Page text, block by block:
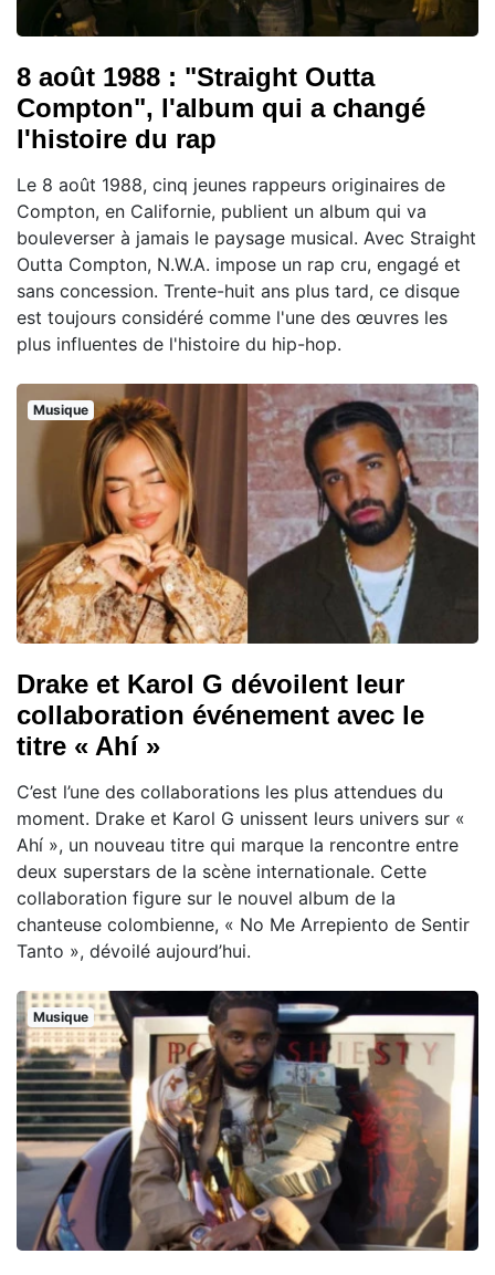
8 août 1988 : "Straight Outta
Compton", l'album qui a changé
l'histoire du rap
Le 8 août 1988, cinq jeunes rappeurs originaires de
Compton, en Californie, publient un album qui va
bouleverser à jamais le paysage musical. Avec Straight
Outta Compton, N.W.A. impose un rap cru, engagé et
sans concession. Trente-huit ans plus tard, ce disque
est toujours considéré comme l'une des œuvres les
plus influentes de l'histoire du hip-hop.
Musique
Drake et Karol G dévoilent leur
collaboration événement avec le
titre « Ahí »
C’est l’une des collaborations les plus attendues du
moment. Drake et Karol G unissent leurs univers sur «
Ahí », un nouveau titre qui marque la rencontre entre
deux superstars de la scène internationale. Cette
collaboration figure sur le nouvel album de la
chanteuse colombienne, « No Me Arrepiento de Sentir
Tanto », dévoilé aujourd’hui.
Musique